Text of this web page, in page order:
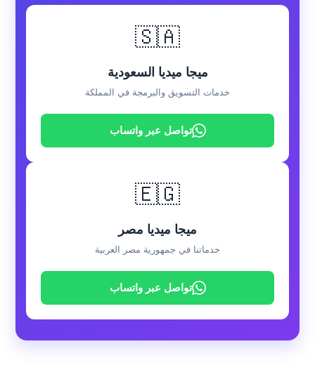
🇸🇦
ميجا ميديا السعودية
خدمات التسويق والبرمجة في المملكة
تواصل عبر واتساب
🇪🇬
ميجا ميديا مصر
خدماتنا في جمهورية مصر العربية
تواصل عبر واتساب